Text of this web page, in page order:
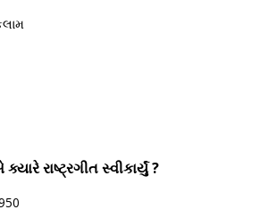
રાષ્ટ્રગીત સ્વીકાર્યું ?